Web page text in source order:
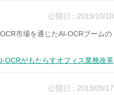
公開日 : 2019/10/18
市場を通じたAI-OCRブームの
OCRがもたらすオフィス業務改革
公開日 : 2019/09/17